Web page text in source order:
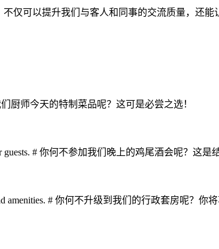
不仅可以提升我们与客人和同事的交流质量，还
们厨师今天的特制菜品呢？这可是必尝之选！
guests. # 你何不参加我们晚上的鸡尾酒会呢？这
amenities. # 你何不升级到我们的行政套房呢？你